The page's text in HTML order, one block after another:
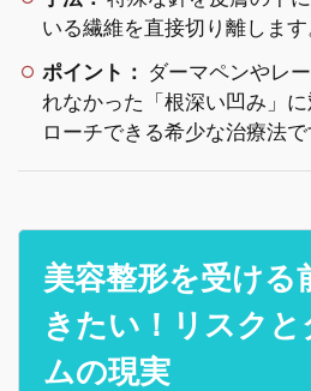
いる繊維を直接切り離します
ポイント： ダーマペンやレ
れなかった「根深い凹み」
ローチできる希少な治療法で
美容整形を受ける
きたい！リスク
ムの現実